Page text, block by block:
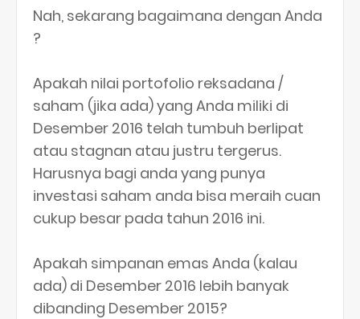
Nah, sekarang bagaimana dengan Anda
?
Apakah nilai portofolio reksadana /
saham (jika ada) yang Anda miliki di
Desember 2016 telah tumbuh berlipat
atau stagnan atau justru tergerus.
Harusnya bagi anda yang punya
investasi saham anda bisa meraih cuan
cukup besar pada tahun 2016 ini.
Apakah simpanan emas Anda (kalau
ada) di Desember 2016 lebih banyak
dibanding Desember 2015?